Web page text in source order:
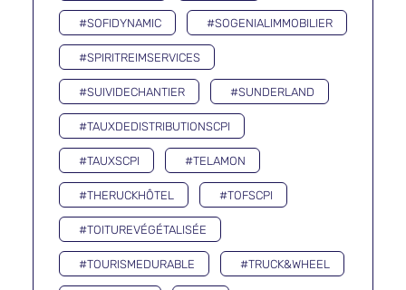
#SOFIDYNAMIC #SOGENIALIMMOBILIER
#SPIRITREIMSERVICES
#SUIVIDECHANTIER #SUNDERLAND
#TAUXDEDISTRIBUTIONSCPI
#TAUXSCPI #TELAMON
#THERUCKHÔTEL #TOFSCPI
#TOITUREVÉGÉTALISÉE
#TOURISMEDURABLE #TRUCK&WHEEL